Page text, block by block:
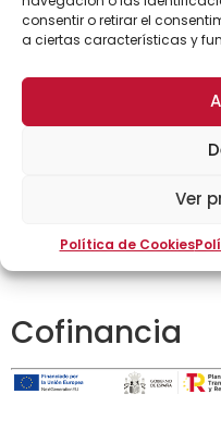
consentir o retirar el
a ciertas características y
Ver
Política de Cookies
alumno)
Cofinancia